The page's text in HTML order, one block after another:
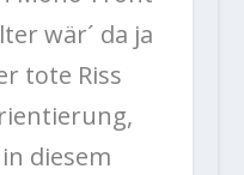
wär´ da ja
tote Riss
diesem